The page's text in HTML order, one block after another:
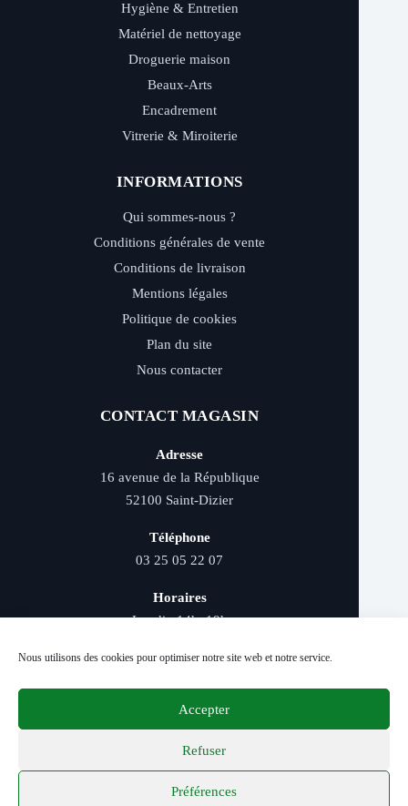
Nous utilisons des cookies pour optimiser notre site web et notre service.
Accepter
Refuser
Préférences
Hygiène & Entretien
Matériel de nettoyage
Droguerie maison
Beaux-Arts
Encadrement
Vitrerie & Miroiterie
INFORMATIONS
Qui sommes-nous ?
Conditions générales de vente
Conditions de livraison
Mentions légales
Politique de cookies
Plan du site
Nous contacter
CONTACT MAGASIN
Adresse
16 avenue de la République
52100 Saint-Dizier
Téléphone
03 25 05 22 07
Horaires
Lundi : 14h–19h
Livraison rapide - Retrait magasin - Paiement
sécurisé - Conseils d’experts
© 2026 Distriver — Tous droits réservés.